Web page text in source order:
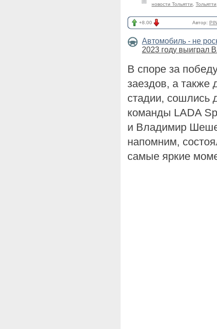
новости Тольятти
Тольятти
+8.00 Автор:
Автомобиль - не
2023 году выиграл
В споре за
заездов, а также
стадии, сошлись
команды LADA
и Владимир
напомним,
самые яркие